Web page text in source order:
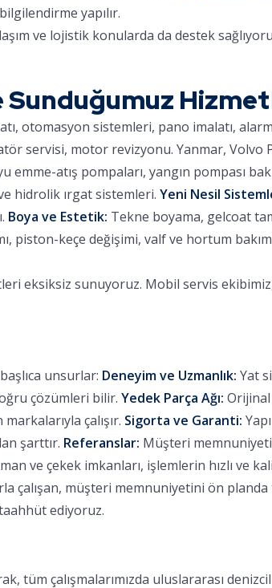
yapılır.
ve lojistik konularda da destek
otomasyon sistemleri, pano imalatı,
servisi, motor revizyonu. Yanmar,
emme-atış pompaları, yangın pompası
hidrolik ırgat sistemleri. Yeni Nesil
Boya ve Estetik: Tekne boyama, gelcoat
piston-keçe değişimi, valf ve hortum
eksiksiz sunuyoruz. Mobil servis
unsurlar: Deneyim ve Uzmanlık: Yat
çözümleri bilir. Yedek Parça Ağı:
çalışır. Sigorta ve Garanti:
şarttır. Referanslar: Müşteri
ve çekek imkanları, işlemlerin hızlı ve
müşteri memnuniyetini ön planda
ediyoruz.
tüm çalışmalarımızda uluslararası